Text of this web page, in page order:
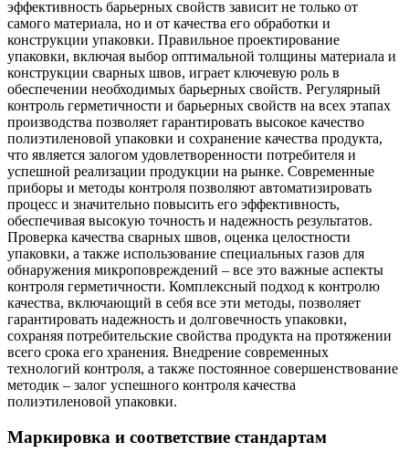
эффективность барьерных свойств зависит не только от
самого материала, но и от качества его обработки и
конструкции упаковки. Правильное проектирование
упаковки, включая выбор оптимальной толщины материала и
конструкции сварных швов, играет ключевую роль в
обеспечении необходимых барьерных свойств. Регулярный
контроль герметичности и барьерных свойств на всех этапах
производства позволяет гарантировать высокое качество
полиэтиленовой упаковки и сохранение качества продукта,
что является залогом удовлетворенности потребителя и
успешной реализации продукции на рынке. Современные
приборы и методы контроля позволяют автоматизировать
процесс и значительно повысить его эффективность,
обеспечивая высокую точность и надежность результатов.
Проверка качества сварных швов, оценка целостности
упаковки, а также использование специальных газов для
обнаружения микроповреждений – все это важные аспекты
контроля герметичности. Комплексный подход к контролю
качества, включающий в себя все эти методы, позволяет
гарантировать надежность и долговечность упаковки,
сохраняя потребительские свойства продукта на протяжении
всего срока его хранения. Внедрение современных
технологий контроля, а также постоянное совершенствование
методик – залог успешного контроля качества
полиэтиленовой упаковки.
Маркировка и соответствие стандартам